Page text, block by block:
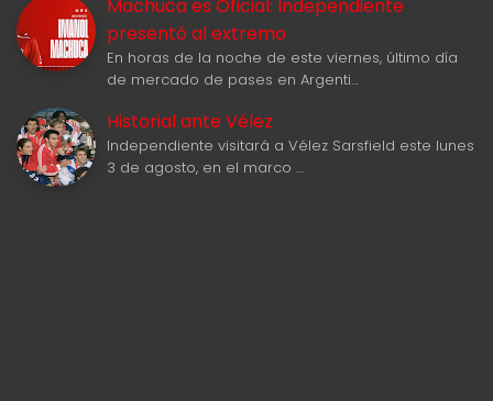
Machuca es Oficial: Independiente
presentó al extremo
En horas de la noche de este viernes, último día
de mercado de pases en Argenti…
Historial ante Vélez
Independiente visitará a Vélez Sarsfield este lunes
3 de agosto, en el marco …